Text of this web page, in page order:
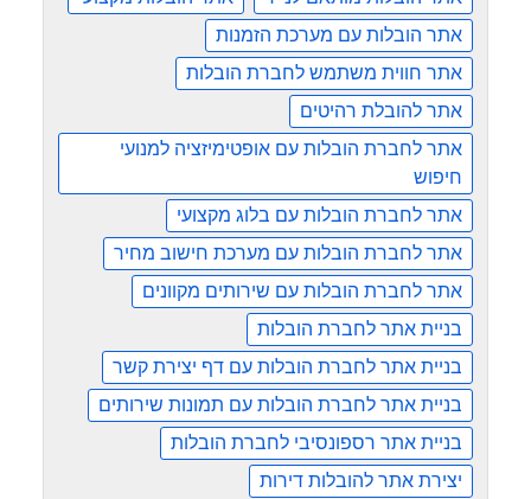
אתר הובלות עם מערכת הזמנות
אתר חווית משתמש לחברת הובלות
אתר להובלת רהיטים
אתר לחברת הובלות עם אופטימיזציה למנועי
חיפוש
אתר לחברת הובלות עם בלוג מקצועי
אתר לחברת הובלות עם מערכת חישוב מחיר
אתר לחברת הובלות עם שירותים מקוונים
בניית אתר לחברת הובלות
בניית אתר לחברת הובלות עם דף יצירת קשר
בניית אתר לחברת הובלות עם תמונות שירותים
בניית אתר רספונסיבי לחברת הובלות
יצירת אתר להובלות דירות